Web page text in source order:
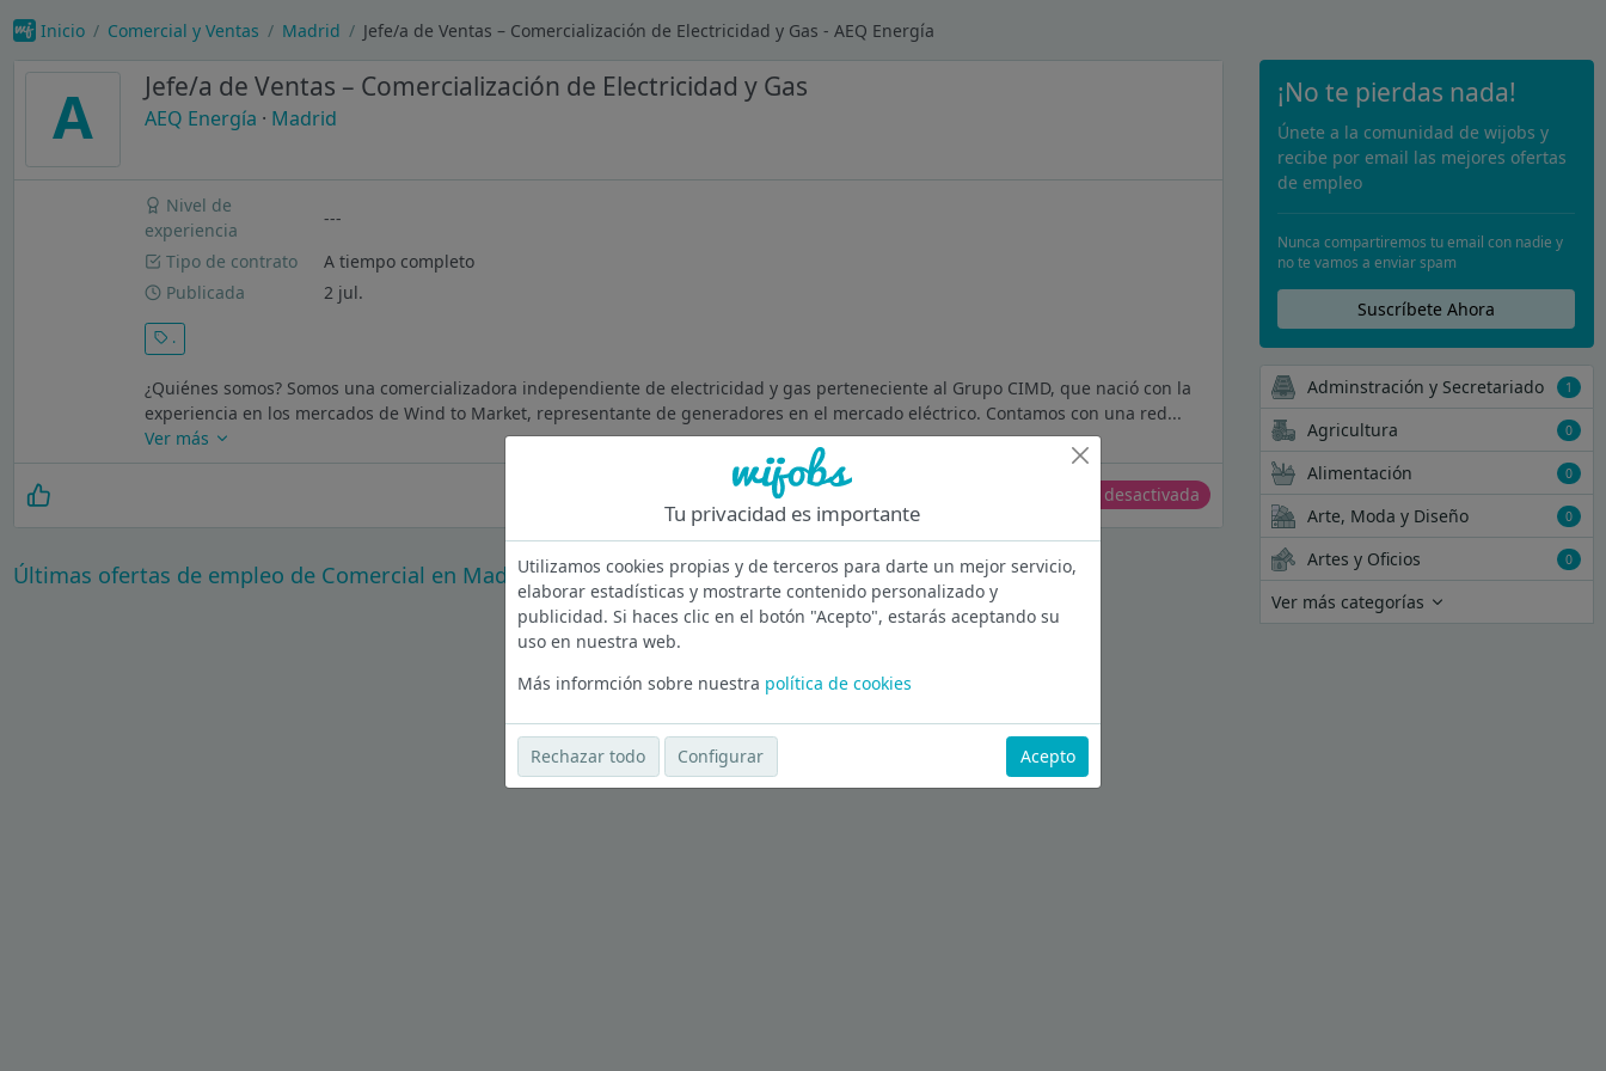
Inicio Comercial y Ventas Madrid Jefe/a de Ventas – Comercialización de Electricidad y Gas - AEQ Energía
A Jefe/a de Ventas – Comercialización de Electricidad y Gas
AEQ Energía · Madrid
Nivel de
experiencia
---
Tipo de contrato
A tiempo completo
Publicada
2 jul.
.
¿Quiénes somos? Somos una comercializadora independiente de electricidad y gas perteneciente al Grupo CIMD, que nació con la
experiencia en los mercados de Wind to Market, representante de generadores en el mercado eléctrico. Contamos con una red...
Ver más
Oferta desactivada
Últimas ofertas de empleo de Comercial en Madrid
Ver más ofertas
¡No te pierdas nada!
Únete a la comunidad de wijobs y
recibe por email las mejores ofertas
de empleo
Nunca compartiremos tu email con nadie y
no te vamos a enviar spam
Suscríbete Ahora
Adminstración y Secretariado 1
Agricultura 0
Alimentación 0
Arte, Moda y Diseño 0
Artes y Oficios 0
Ver más categorías
Tu privacidad es importante
Utilizamos cookies propias y de terceros para darte un mejor servicio,
elaborar estadísticas y mostrarte contenido personalizado y
publicidad. Si haces clic en el botón "Acepto", estarás aceptando su
uso en nuestra web.
Más informción sobre nuestra política de cookies
Rechazar todo Configurar Acepto